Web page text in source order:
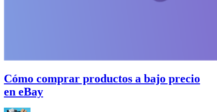
Cómo comprar productos a bajo precio
en eBay